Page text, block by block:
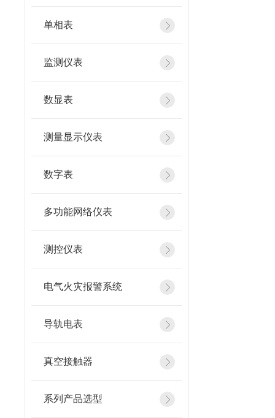
单相表
监测仪表
数显表
测量显示仪表
数字表
多功能网络仪表
测控仪表
电气火灾报警系统
导轨电表
真空接触器
系列产品选型